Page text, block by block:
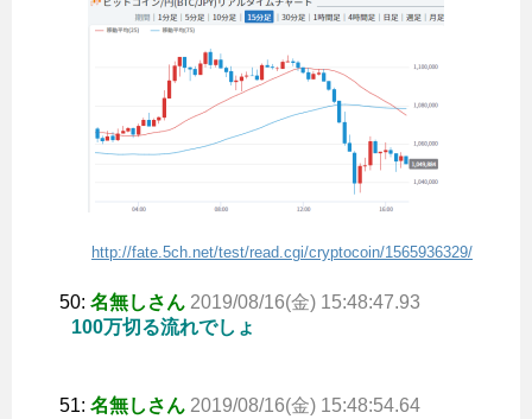
http://fate.5ch.net/test/read.cgi/cryptocoin/1565936329/
50: 名無しさん 2019/08/16(金) 15:48:47.93
100万切る流れでしょ
51: 名無しさん 2019/08/16(金) 15:48:54.64